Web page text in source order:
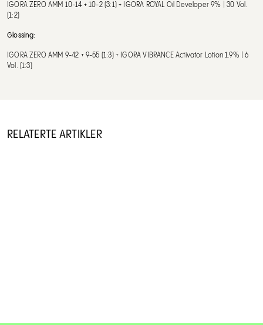
IGORA ZERO AMM 10-14 + 10-2 (3:1) + IGORA ROYAL Oil Developer 9% | 30 Vol.
(1:2)
Glossing:
IGORA ZERO AMM 9-42 + 9-55 (1:3) + IGORA VIBRANCE Activator Lotion 1.9% | 6
Vol. (1:3)
RELATERTE ARTIKLER